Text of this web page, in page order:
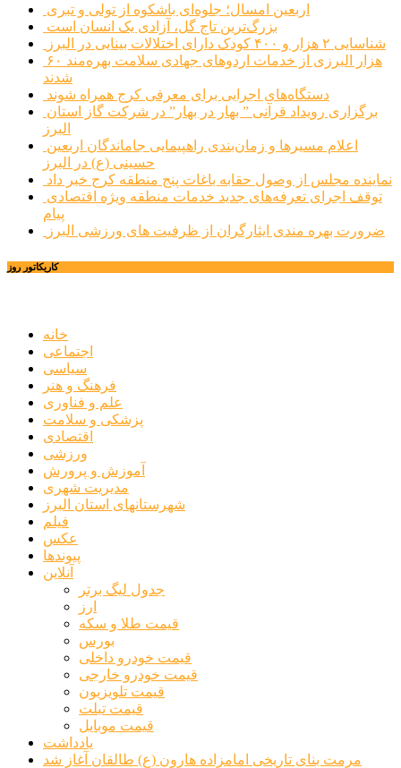
اربعین امسال؛ جلوه‌ای باشکوه از تولی و تبری
بزرگ‌ترین تاج گل، آزادی یک انسان است
شناسایی ۲ هزار و ۴۰۰ کودک دارای اختلالات بینایی در البرز
۶۰ هزار البرزی از خدمات اردوهای جهادی سلامت بهره‌مند
شدند
دستگاه‌های اجرایی برای معرفی کرج همراه شوند
البرز
حسینی (ع) در البرز
نماینده مجلس از وصول حقابه باغات پنج منطقه کرج خبر داد
پیام
ضرورت بهره مندی ایثارگران از ظرفیت های ورزشی البرز
کاریکاتور روز
خانه
اجتماعی
سیاسی
فرهنگ و هنر
علم و فناوری
پزشکی و سلامت
اقتصادی
ورزشی
آموزش و پرورش
مدیریت شهری
شهرستانهای استان البرز
فیلم
عکس
پیوندها
آنلاین
جدول لیگ برتر
ارز
قیمت طلا و سکه
بورس
قیمت خودرو داخلی
قیمت خودرو خارجی
قیمت تلویزیون
قیمت تبلت
قیمت موبایل
یادداشت
مرمت بنای تاریخی امامزاده هارون (ع) طالقان آغاز شد